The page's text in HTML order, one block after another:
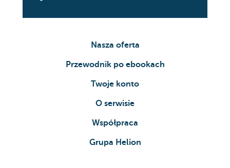
Nasza oferta
Przewodnik po ebookach
Twoje konto
O serwisie
Współpraca
Grupa Helion